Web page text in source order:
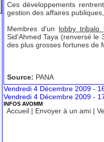
Ces développements
gestion des affaires
Membres d'un lobby tribalo
Sid'Ahmed Taya (renversé le
des plus grosses fortunes de
Source: PANA
Vendredi 4 Décembre 2009 -
Vendredi 4 Décembre 2009 -
INFOS AVOMM
Accueil | Envoyer à un ami |